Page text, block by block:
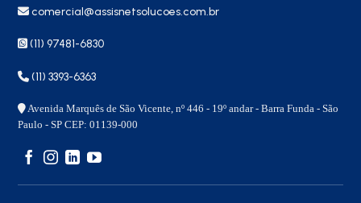
comercial@assisnetsolucoes.com.br
(11) 97481-6830
(11) 3393-6363
Avenida Marquês de São Vicente, nº 446 - 19º andar - Barra Funda - São
Paulo - SP CEP: 01139-000